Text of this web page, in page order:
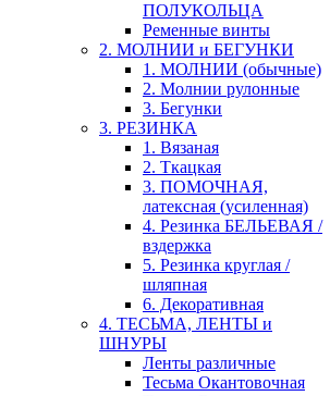
ПОЛУКОЛЬЦА
Ременные винты
2. МОЛНИИ и БЕГУНКИ
1. МОЛНИИ (обычные)
2. Молнии рулонные
3. Бегунки
3. РЕЗИНКА
1. Вязаная
2. Ткацкая
3. ПОМОЧНАЯ,
латексная (усиленная)
4. Резинка БЕЛЬЕВАЯ /
вздержка
5. Резинка круглая /
шляпная
6. Декоративная
4. ТЕСЬМА, ЛЕНТЫ и
ШНУРЫ
Ленты различные
Тесьма Окантовочная